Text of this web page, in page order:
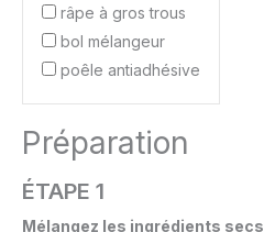
râpe à gros trous
bol mélangeur
poêle antiadhésive
Préparation
ÉTAPE 1
Mélangez les ingrédients secs